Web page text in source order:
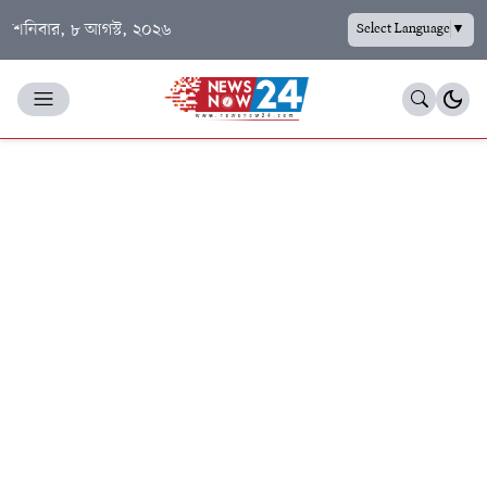
শনিবার, ৮ আগস্ট, ২০২৬ Select Language▼